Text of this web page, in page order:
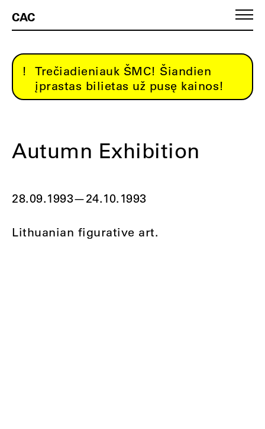
CAC
Trečiadieniauk ŠMC! Šiandien
įprastas bilietas už pusę kainos!
Autumn Exhibition
28.09.1993—24.10.1993
Lithuanian figurative art.